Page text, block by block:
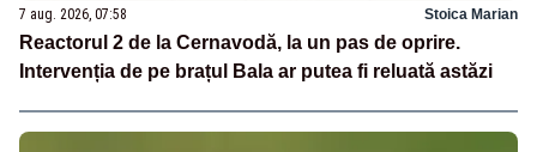
7 aug. 2026, 07:58 Stoica Marian
Reactorul 2 de la Cernavodă, la un pas de oprire.
Intervenția de pe brațul Bala ar putea fi reluată astăzi